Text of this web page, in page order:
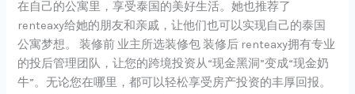
在自己的公寓里，享受泰国的美好生活。她也推荐了
renteaxy给她的朋友和亲戚，让他们也可以实现自己的泰国
公寓梦想。 装修前 业主所选装修包 装修后 renteaxy拥有专业
的投后管理团队，让您的跨境投资从“现金黑洞”变成“现金奶
牛”。无论您在哪里，都可以轻松享受房产投资的丰厚回报。